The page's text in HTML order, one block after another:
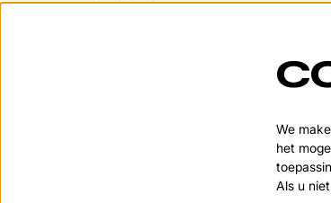
We
het
Als u